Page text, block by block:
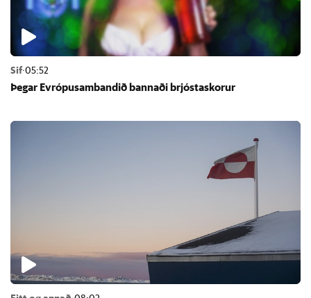
Sif·05:52
Þeg­ar Evr­ópu­sam­band­ið bann­aði brjósta­skor­ur